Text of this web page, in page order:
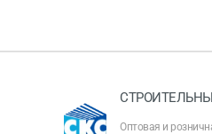
Оптовая и